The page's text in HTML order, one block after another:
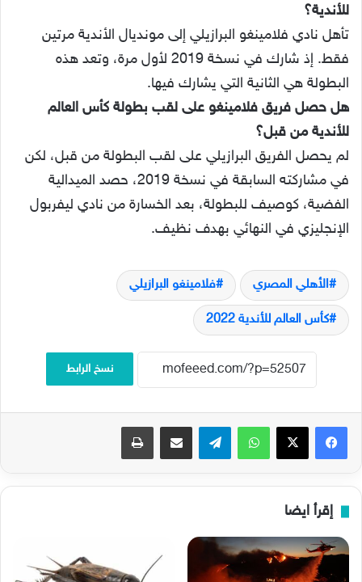
للأندية؟
تأهل نادي فلامينغو البرازيلي إلى مونديال الأندية مرتين
فقط. إذ شارك في نسخة 2019 لأول مرة، وتعد هذه
البطولة هي الثانية التي يشارك فيها.
هل حصل فريق فلامينغو على لقب بطولة كأس العالم
للأندية من قبل؟
لم يحصل الفريق البرازيلي على لقب البطولة من قبل، لكن
في مشاركته السابقة في نسخة 2019، حصد الميدالية
الفضية، كوصيف للبطولة، بعد الخسارة من نادي ليفربول
الإنجليزي في النهائي بهدف نظيف.
الأهلي المصري فلامينغو البرازيلي
كأس العالم للأندية 2022
نسخ الرابط
فيسبوك‫X واتساب تيلقرام مشاركة عبر البريد طباعة
إقرأ ايضا